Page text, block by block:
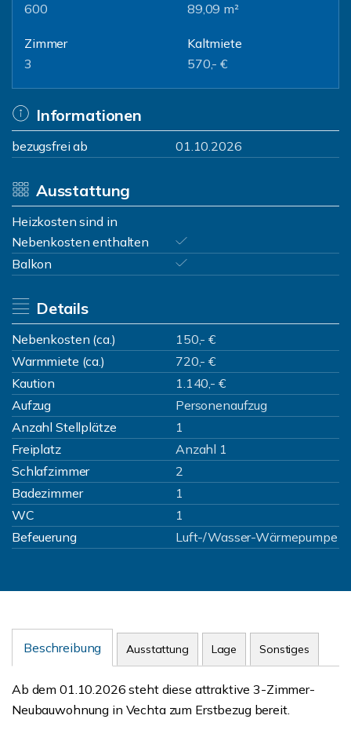
600
89,09 m²
Zimmer
3
Kaltmiete
570,- €
Informationen
bezugsfrei ab 01.10.2026
Ausstattung
Heizkosten sind in
Nebenkosten enthalten
Balkon
Details
Nebenkosten (ca.)
150,- €
Warmmiete (ca.)
720,- €
Kaution
1.140,- €
Aufzug
Personenaufzug
Anzahl Stellplätze
1
Freiplatz
Anzahl 1
Schlafzimmer
2
Badezimmer
1
WC
1
Befeuerung
Luft-/Wasser-Wärmepumpe
Beschreibung Ausstattung Lage Sonstiges
Ab dem 01.10.2026 steht diese attraktive 3-Zimmer-
Neubauwohnung in Vechta zum Erstbezug bereit.